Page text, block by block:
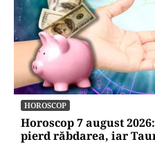
HOROSCOP
Horoscop 7 august
pierd răbdarea, iar